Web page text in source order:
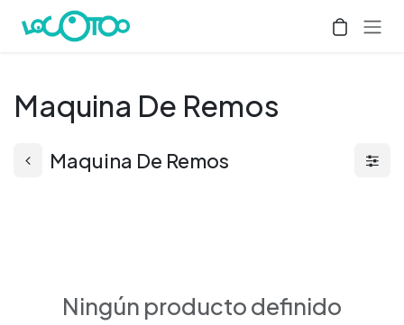
Ir al contenido
Maquina De Remos
Maquina De Remos
Ningún producto definido